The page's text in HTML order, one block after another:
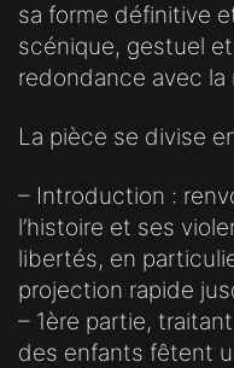
sa forme définitive
scénique, gestuel
redondance avec la
La pièce se divise
– Introduction :
l’histoire et ses
libertés, en
projection rapide
– 1ère partie,
des enfants fêtent